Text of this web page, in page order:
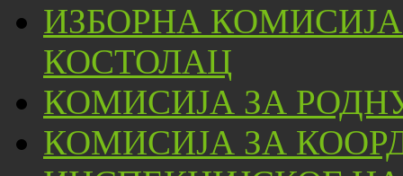
ИЗБОРНА
КОСТОЛАЦ
КОМИСИЈА ЗА
КОМИСИЈА ЗА